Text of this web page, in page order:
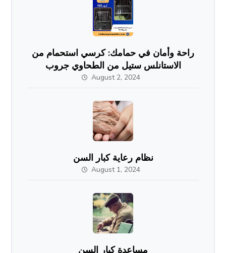
راحة وأمان في حمامك: كرسي استحمام من
الاستانلس ستيل من الطحاوي جروب
August 2, 2024
نظام رعاية كبار السن
August 1, 2024
مساعدة كبار السن